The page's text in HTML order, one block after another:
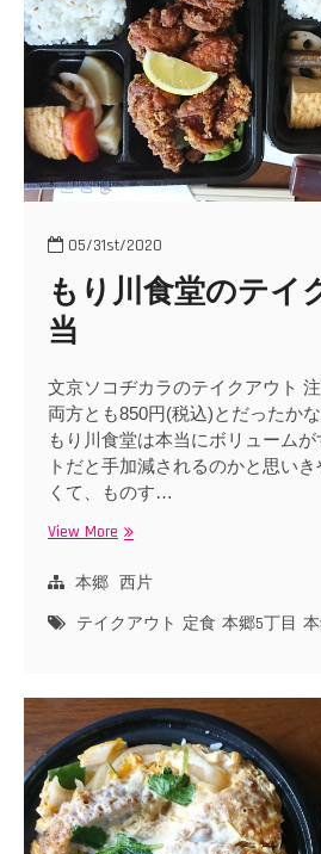
ラ
ン
チ
05/31st/2020
もり川食堂のテイ
当
文京ソコヂカラのテイクアウト
両方とも850円(税込)とだったか
もり川食堂は本当にボリューム
トだと手加減されるのかと思い
くて、ものす…
View Moreも
川
堂
イ
ク
ア
ウ
ト
弁
本郷 西片
テイクアウト 定食 本郷5丁目